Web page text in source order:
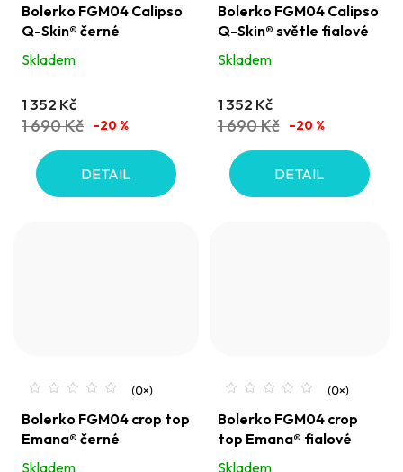
Bolerko FGM04 Calipso
Q-Skin® černé
Skladem
1 352 Kč
1 690 Kč –20 %
DETAIL
Bolerko FGM04 Calipso
Q-Skin® světle fialové
Skladem
1 352 Kč
1 690 Kč –20 %
DETAIL
Bolerko FGM04 crop top
Emana® černé
Skladem
Bolerko FGM04 crop
top Emana® fialové
Skladem